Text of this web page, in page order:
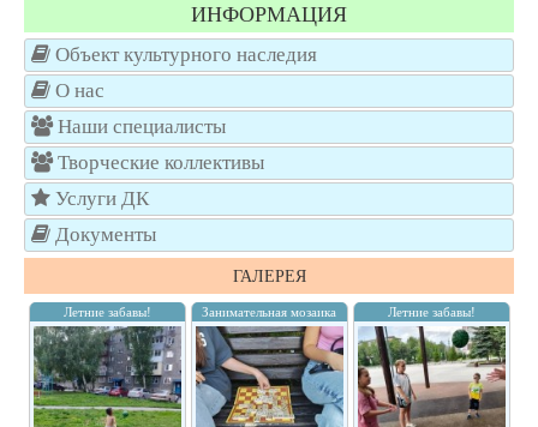
ИНФОРМАЦИЯ
Объект культурного наследия
О нас
Наши специалисты
Творческие коллективы
Услуги ДК
Документы
ГАЛЕРЕЯ
Летние забавы! Занимательная мозаика Летние забавы!